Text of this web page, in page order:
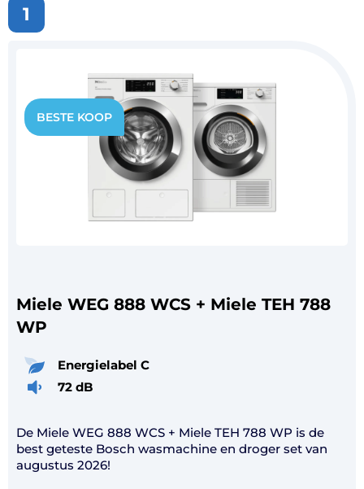
1
Miele WEG 888 WCS + Miele TEH 788
WP
Energielabel C
72 dB
De Miele WEG 888 WCS + Miele TEH 788 WP is de
best geteste Bosch wasmachine en droger set van
augustus 2026!